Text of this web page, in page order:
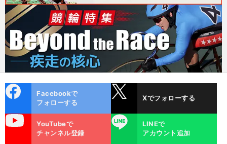
ok
Facebookで
フォローする
Xでフォローする
YouTubeで
チャンネル登録
LINE
LINEで
アカウント追加